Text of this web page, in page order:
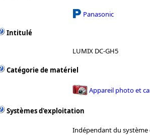
Panasonic
Intitulé
LUMIX DC-GH5
Catégorie de matériel
Appareil photo et
Systèmes d'exploitation
Indépendant du